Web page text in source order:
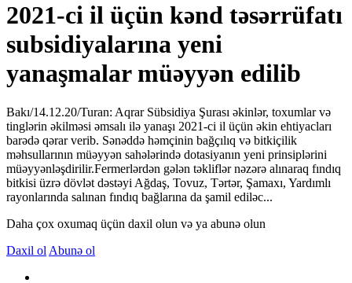
2021-ci il üçün kənd təsərrüfatı
subsidiyalarına yeni
yanaşmalar müəyyən edilib
Bakı/14.12.20/Turan: Aqrar Sübsidiya Şurası əkinlər, toxumlar və
tinglərin əkilməsi əmsalı ilə yanaşı 2021-ci il üçün əkin ehtiyacları
barədə qərar verib. Sənəddə həmçinin bağçılıq və bitkiçilik
məhsullarının müəyyən sahələrində dotasiyanın yeni prinsiplərini
müəyyənləşdirilir.Fermerlərdən gələn təkliflər nəzərə alınaraq fındıq
bitkisi üzrə dövlət dəstəyi Ağdaş, Tovuz, Tərtər, Şamaxı, Yardımlı
rayonlarında salınan fındıq bağlarına da şamil ediləc...
Daha çox oxumaq üçün daxil olun və ya abunə olun
Daxil ol Abunə ol